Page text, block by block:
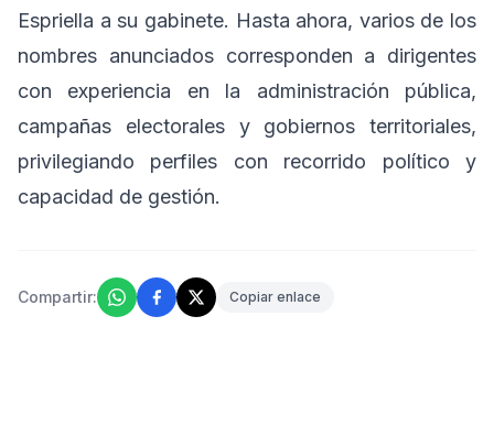
Espriella a su gabinete. Hasta ahora, varios de los
nombres anunciados corresponden a dirigentes
con experiencia en la administración pública,
campañas electorales y gobiernos territoriales,
privilegiando perfiles con recorrido político y
capacidad de gestión.
Compartir: Copiar enlace